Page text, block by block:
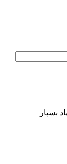
بسپار